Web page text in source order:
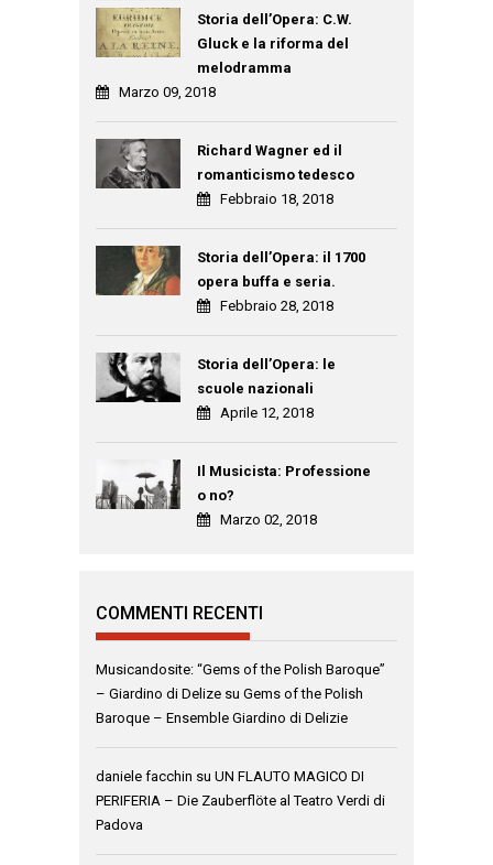
Storia dell’Opera: C.W.
Gluck e la riforma del
melodramma
Marzo 09, 2018
Richard Wagner ed il
romanticismo tedesco
Febbraio 18, 2018
Storia dell’Opera: il 1700
opera buffa e seria.
Febbraio 28, 2018
Storia dell’Opera: le
scuole nazionali
Aprile 12, 2018
Il Musicista: Professione
o no?
Marzo 02, 2018
COMMENTI RECENTI
Musicandosite: “Gems of the Polish Baroque”
– Giardino di Delize su Gems of the Polish
Baroque – Ensemble Giardino di Delizie
daniele facchin su UN FLAUTO MAGICO DI
PERIFERIA – Die Zauberflöte al Teatro Verdi di
Padova